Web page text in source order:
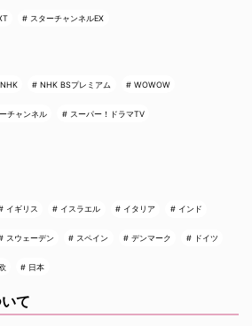
スターチャンネルEX
NHK NHK BSプレミアム WOWOW
チャンネル スーパー！ドラマTV
イギリス イスラエル イタリア インド
スウェーデン スペイン デンマーク ドイツ
日本
て